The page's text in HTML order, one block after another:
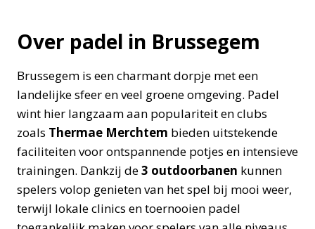
Over padel in Brussegem
Brussegem is een charmant dorpje met een
landelijke sfeer en veel groene omgeving. Padel
wint hier langzaam aan populariteit en clubs
zoals Thermae Merchtem bieden uitstekende
faciliteiten voor ontspannende potjes en intensieve
trainingen. Dankzij de3 outdoorbanen kunnen
spelers volop genieten van het spel bij mooi weer,
terwijl lokale clinics en toernooien padel